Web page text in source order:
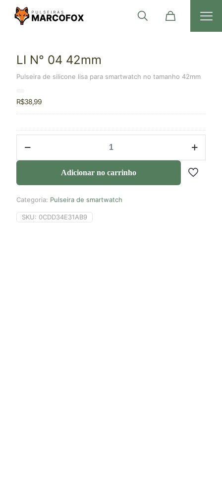
LI N° 04 42mm
Pulseira de silicone lisa para smartwatch no tamanho 42mm
R$38,99
Adicionar no carrinho
Categoria: Pulseira de smartwatch
SKU: 0CDD34E31AB9